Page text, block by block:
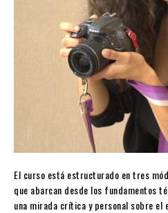
El curso está estructurado en tres
que abarcan desde los fundamentos
una mirada crítica y personal sobre el